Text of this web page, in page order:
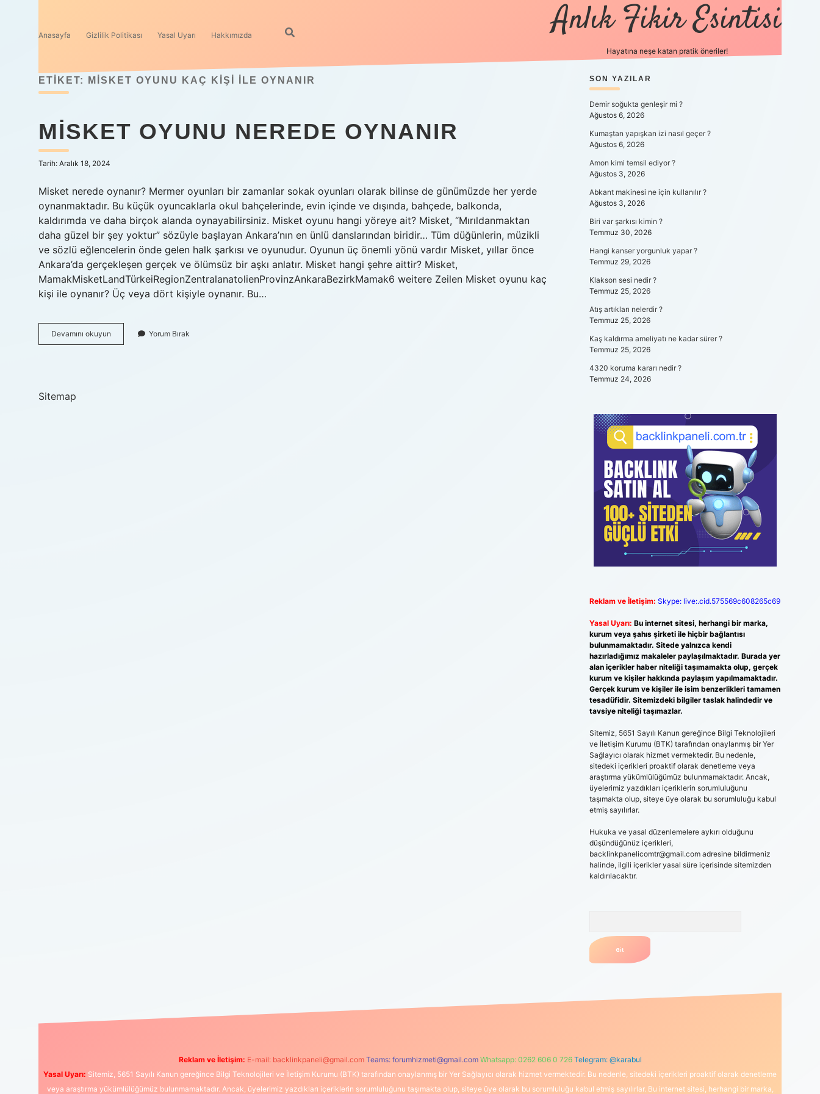
Anasayfa Gizlilik Politikası Yasal Uyarı Hakkımızda Anlık Fikir Esintisi
Hayatına neşe katan pratik öneriler!
ETIKET: MISKET OYUNU KAÇ KIŞI ILE OYNANIR
MISKET OYUNU NEREDE OYNANIR
Tarih: Aralık 18, 2024
Misket nerede oynanır? Mermer oyunları bir zamanlar sokak oyunları olarak bilinse de günümüzde her yerde
oynanmaktadır. Bu küçük oyuncaklarla okul bahçelerinde, evin içinde ve dışında, bahçede, balkonda,
kaldırımda ve daha birçok alanda oynayabilirsiniz. Misket oyunu hangi yöreye ait? Misket, “Mırıldanmaktan
daha güzel bir şey yoktur” sözüyle başlayan Ankara’nın en ünlü danslarından biridir… Tüm düğünlerin, müzikli
ve sözlü eğlencelerin önde gelen halk şarkısı ve oyunudur. Oyunun üç önemli yönü vardır Misket, yıllar önce
Ankara’da gerçekleşen gerçek ve ölümsüz bir aşkı anlatır. Misket hangi şehre aittir? Misket,
MamakMisketLandTürkeiRegionZentralanatolienProvinzAnkaraBezirkMamak6 weitere Zeilen Misket oyunu kaç
kişi ile oynanır? Üç veya dört kişiyle oynanır. Bu…
Devamını okuyun
Oyunu
Yorum Bırak
Sitemap
SIDEBAR
SON YAZILAR
Demir soğukta genleşir mi ?
Ağustos 6, 2026
Kumaştan yapışkan izi nasıl geçer ?
Ağustos 6, 2026
Amon kimi temsil ediyor ?
Ağustos 3, 2026
Abkant makinesi ne için kullanılır ?
Ağustos 3, 2026
Biri var şarkısı kimin ?
Temmuz 30, 2026
Hangi kanser yorgunluk yapar ?
Temmuz 29, 2026
Klakson sesi nedir ?
Temmuz 25, 2026
Atış artıkları nelerdir ?
Temmuz 25, 2026
Kaş kaldırma ameliyatı ne kadar sürer ?
Temmuz 25, 2026
4320 koruma kararı nedir ?
Temmuz 24, 2026
Reklam ve İletişim: Skype: live:.cid.575569c608265c69
Yasal Uyarı: Bu internet sitesi, herhangi bir marka,
kurum veya şahıs şirketi ile hiçbir bağlantısı
bulunmamaktadır. Sitede yalnızca kendi
hazırladığımız makaleler paylaşılmaktadır. Burada yer
alan içerikler haber niteliği taşımamakta olup, gerçek
kurum ve kişiler hakkında paylaşım yapılmamaktadır.
Gerçek kurum ve kişiler ile isim benzerlikleri tamamen
tesadüfidir. Sitemizdeki bilgiler taslak halindedir ve
tavsiye niteliği taşımazlar.
Sitemiz, 5651 Sayılı Kanun gereğince Bilgi Teknolojileri
ve İletişim Kurumu (BTK) tarafından onaylanmış bir Yer
Sağlayıcı olarak hizmet vermektedir. Bu nedenle,
sitedeki içerikleri proaktif olarak denetleme veya
araştırma yükümlülüğümüz bulunmamaktadır. Ancak,
üyelerimiz yazdıkları içeriklerin sorumluluğunu
taşımakta olup, siteye üye olarak bu sorumluluğu kabul
etmiş sayılırlar.
Hukuka ve yasal düzenlemelere aykırı olduğunu
düşündüğünüz içerikleri,
backlinkpanelicomtr@gmail.comadresine bildirmeniz
halinde, ilgili içerikler yasal süre içerisinde sitemizden
kaldırılacaktır.
Reklam ve İletişim: E-mail: backlinkpaneli@gmail.com Teams: forumhizmeti@gmail.com Whatsapp: 0262 606 0 726 Telegram: @karabul
Yasal Uyarı: Sitemiz, 5651 Sayılı Kanun gereğince Bilgi Teknolojileri ve İletişim Kurumu (BTK) tarafından onaylanmış bir Yer Sağlayıcı olarak hizmet vermektedir. Bu nedenle, sitedeki içerikleri proaktif olarak denetleme
veya araştırma yükümlülüğümüz bulunmamaktadır. Ancak, üyelerimiz yazdıkları içeriklerin sorumluluğunu taşımakta olup, siteye üye olarak bu sorumluluğu kabul etmiş sayılırlar. Bu internet sitesi, herhangi bir marka,